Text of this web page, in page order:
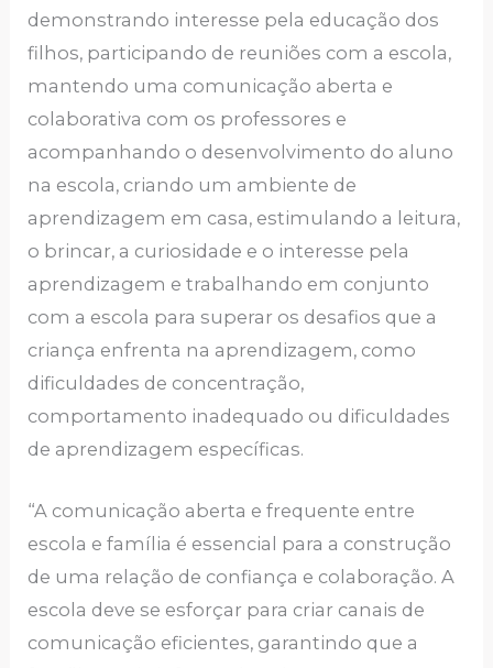
demonstrando interesse pela educação dos
filhos, participando de reuniões com a escola,
mantendo uma comunicação aberta e
colaborativa com os professores e
acompanhando o desenvolvimento do aluno
na escola, criando um ambiente de
aprendizagem em casa, estimulando a leitura,
o brincar, a curiosidade e o interesse pela
aprendizagem e trabalhando em conjunto
com a escola para superar os desafios que a
criança enfrenta na aprendizagem, como
dificuldades de concentração,
comportamento inadequado ou dificuldades
de aprendizagem específicas.
“A comunicação aberta e frequente entre
escola e família é essencial para a construção
de uma relação de confiança e colaboração. A
escola deve se esforçar para criar canais de
comunicação eficientes, garantindo que a